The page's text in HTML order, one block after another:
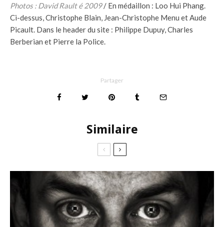
Photos : David Rault é 2009/ En médaillon : Loo Hui Phang.
Ci-dessus, Christophe Blain, Jean-Christophe Menu et Aude
Picault. Dans le header du site : Philippe Dupuy, Charles
Berberian et Pierre la Police.
Partager
Similaire